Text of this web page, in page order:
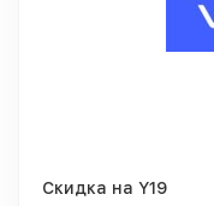
Скидка на Y19